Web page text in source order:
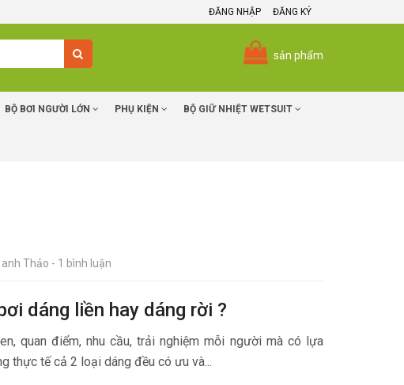
ĐĂNG NHẬP ĐĂNG KÝ
sản phẩm
BỘ BƠI NGƯỜI LỚN PHỤ KIỆN BỘ GIỮ NHIỆT WETSUIT
Thảo - 1 bình luận
dáng liền hay dáng rời ?
quan điểm, nhu cầu, trải nghiệm mỗi người mà có lựa
thực tế cả 2 loại dáng đều có ưu và...